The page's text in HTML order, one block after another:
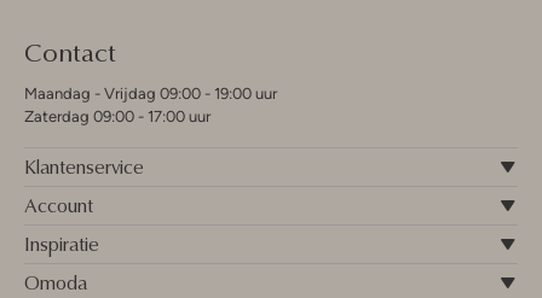
Contact
Maandag - Vrijdag 09:00 - 19:00 uur
Zaterdag 09:00 - 17:00 uur
Klantenservice
Account
Inspiratie
Omoda